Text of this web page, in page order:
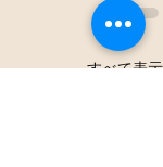
すべて表示